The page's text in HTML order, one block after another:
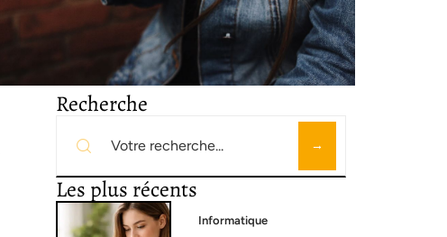
Recherche
Les plus récents
Informatique